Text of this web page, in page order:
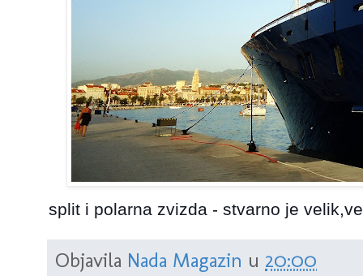
split i polarna zvizda - stvarno je
Objavila Nada Magazin u 20:00